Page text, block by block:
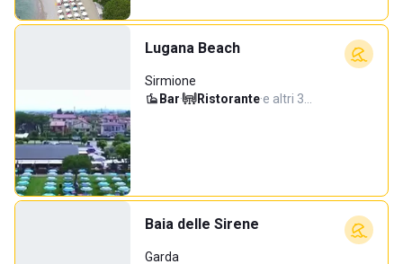
Lugana Beach
Sirmione
Bar· Ristorante·e altri 3…
Baia delle Sirene
Garda